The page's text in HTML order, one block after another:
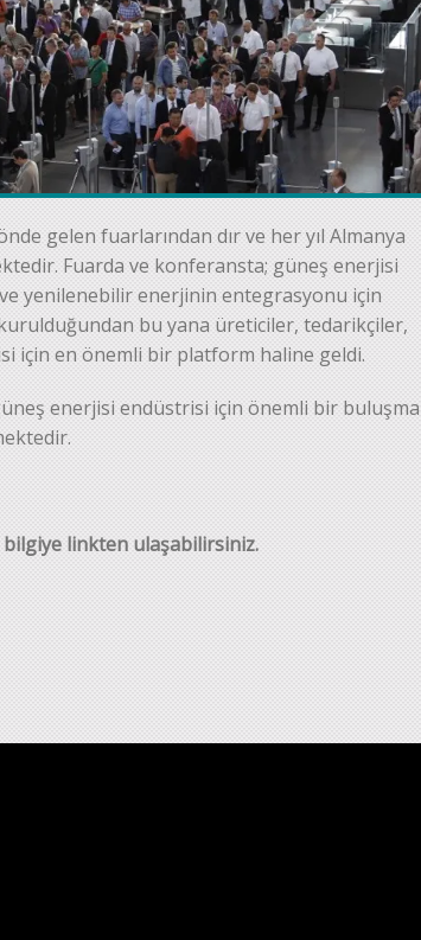
gelen fuarlarından dır ve her yıl Almanya
Fuarda ve konferansta; güneş enerjisi
yenilenebilir enerjinin entegrasyonu için
bu yana üreticiler, tedarikçiler,
için en önemli bir platform haline geldi.
enerjisi endüstrisi için önemli bir buluşma
bilgiye linkten ulaşabilirsiniz.